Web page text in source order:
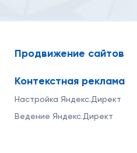
Продвижение сайтов
Контекстная реклама
Настройка Яндекс.Директ
Ведение Яндекс.Директ